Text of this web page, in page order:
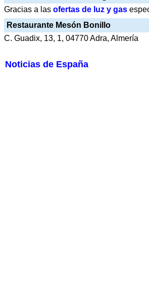
Gracias a las ofertas de luz y gas
Restaurante Mesón Bonillo
C. Guadix, 13, 1, 04770 Adra, Almería
Noticias de España